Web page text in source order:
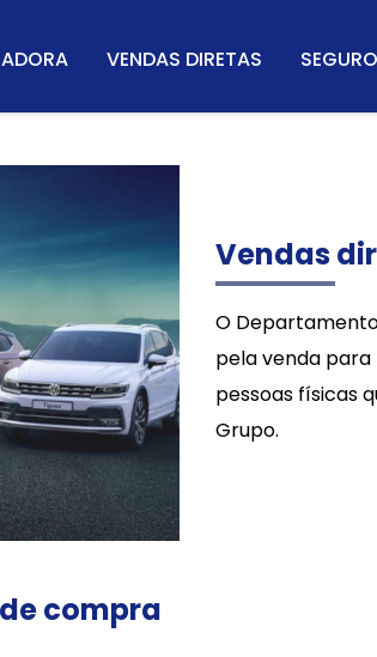
VENDAS DIRETAS SEGURO
Vendas
O
pela venda para
pessoas físicas
Grupo.
compra